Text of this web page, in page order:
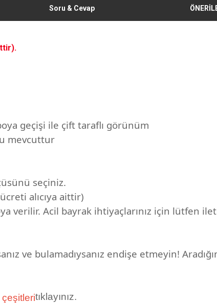
Soru & Cevap
geçişi ile çift taraflı görünüm
mevcuttur
seçiniz.
alıcıya aittir)
verilir. Acil bayrak ihtiyaçlarınız için lütfen
ve bulamadıysanız endişe etmeyin!
tıklayınız.